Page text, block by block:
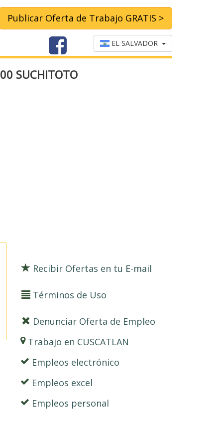
Publicar Oferta de Trabajo GRATIS >
EL SALVADOR
SUCHITOTO
Recibir Ofertas en tu E-mail
Términos de Uso
Denunciar Oferta de Empleo
Trabajo en CUSCATLAN
Empleos electrónico
Empleos excel
Empleos personal